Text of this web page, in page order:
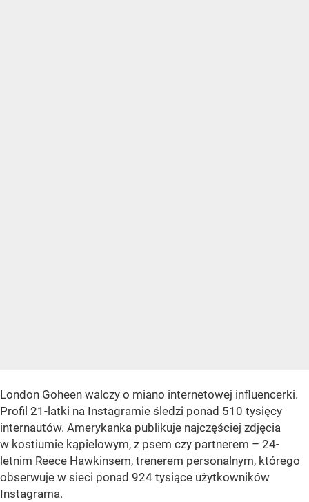
London Goheen walczy o miano internetowej influencerki.
Profil 21-latki na Instagramie śledzi ponad 510 tysięcy
internautów. Amerykanka publikuje najczęściej zdjęcia
w kostiumie kąpielowym, z psem czy partnerem – 24-
letnim Reece Hawkinsem, trenerem personalnym, którego
obserwuje w sieci ponad 924 tysiące użytkowników
Instagrama.